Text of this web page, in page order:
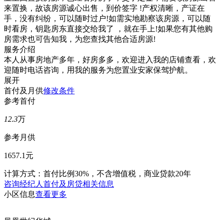
来置换，故该房源诚心出售，到价签字 !产权清晰，产证在
手，没有纠纷，可以随时过户!如需实地勘察该房源，可以随
时看房，钥匙房东直接交给我了 ，就在手上!如果您有其他购
房需求也可告知我，为您查找其他合适房源!
服务介绍
本人从事房地产多年，好房多多，欢迎进入我的店铺查看，欢
迎随时电话咨询，用我的服务为您置业安家保驾护航。
展开
首付及月供修改条件
参考首付
12.3万
参考月供
1657.1元
计算方式：首付比例30%，不含增值税，商业贷款20年
咨询经纪人首付及房贷相关信息
小区信息查看更多